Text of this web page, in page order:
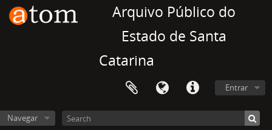
Arquivo Público do
Estado de Santa
Catarina
Entrar
Navegar